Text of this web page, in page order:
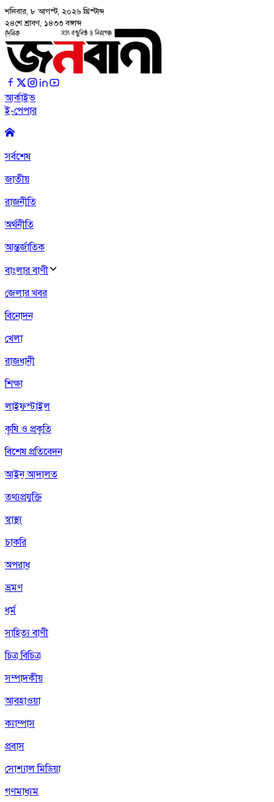
শনিবার, ৮ আগস্ট, ২০২৬ খ্রিস্টাব্দ
২৪শে শ্রাবণ, ১৪৩৩ বঙ্গাব্দ
আর্কাইভ
ই-পেপার
সর্বশেষ
জাতীয়
রাজনীতি
অর্থনীতি
আন্তর্জাতিক
বাংলার বাণী
জেলার খবর
বিনোদন
খেলা
রাজধানী
শিক্ষা
লাইফস্টাইল
কৃষি ও প্রকৃতি
বিশেষ প্রতিবেদন
আইন আদালত
তথ্যপ্রযুক্তি
স্বাস্থ্য
চাকরি
অপরাধ
ভ্রমণ
ধর্ম
সাহিত্য বাণী
চিত্র বিচিত্র
সম্পাদকীয়
আবহাওয়া
ক্যাম্পাস
প্রবাস
সোশ্যাল মিডিয়া
গণমাধ্যম